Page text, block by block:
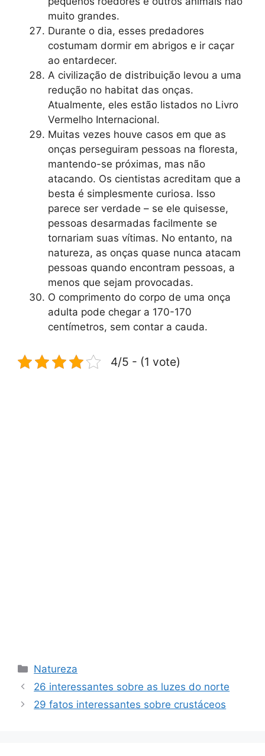
muito grandes.
Durante o dia, esses predadores
costumam dormir em abrigos e ir caçar
ao entardecer.
A civilização de distribuição levou a uma
redução no habitat das onças.
Atualmente, eles estão listados no Livro
Vermelho Internacional.
Muitas vezes houve casos em que as
onças perseguiram pessoas na floresta,
mantendo-se próximas, mas não
atacando. Os cientistas acreditam que a
besta é simplesmente curiosa. Isso
parece ser verdade – se ele quisesse,
pessoas desarmadas facilmente se
tornariam suas vítimas. No entanto, na
natureza, as onças quase nunca atacam
pessoas quando encontram pessoas, a
menos que sejam provocadas.
O comprimento do corpo de uma onça
adulta pode chegar a 170-170
centímetros, sem contar a cauda.
4/5 - (1 vote)
Categorias
Natureza
26 interessantes sobre as luzes do norte
29 fatos interessantes sobre crustáceos